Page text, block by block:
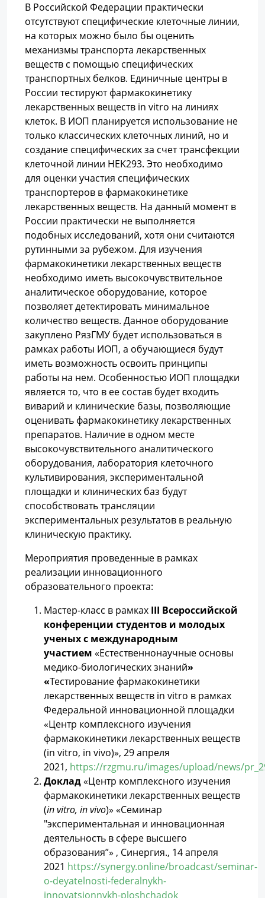
В Российской Федерации практически
отсутствуют специфические клеточные линии,
на которых можно было бы оценить
механизмы транспорта лекарственных
веществ с помощью специфических
транспортных белков. Единичные центры в
России тестируют фармакокинетику
лекарственных веществ in vitro на линиях
клеток. В ИОП планируется использование не
только классических клеточных линий, но и
создание специфических за счет трансфекции
клеточной линии HEK293. Это необходимо
для оценки участия специфических
транспортеров в фармакокинетике
лекарственных веществ. На данный момент в
России практически не выполняется
подобных исследований, хотя они считаются
рутинными за рубежом. Для изучения
фармакокинетики лекарственных веществ
необходимо иметь высокочувствительное
аналитическое оборудование, которое
позволяет детектировать минимальное
количество веществ. Данное оборудование
закуплено РязГМУ будет использоваться в
рамках работы ИОП, а обучающиеся будут
иметь возможность освоить принципы
работы на нем. Особенностью ИОП площадки
является то, что в ее состав будет входить
виварий и клинические базы, позволяющие
оценивать фармакокинетику лекарственных
препаратов. Наличие в одном месте
высокочувствительного аналитического
оборудования, лаборатория клеточного
культивирования, экспериментальной
площадки и клинических баз будут
способствовать трансляции
экспериментальных результатов в реальную
клиническую практику.
Мероприятия проведенные в рамках
реализации инновационного
образовательного проекта:
Мастер-класс в рамках III Всероссийской
конференции студентов и молодых
ученых с международным
участием «Естественнонаучные основы
медико-биологических знаний»
«Тестирование фармакокинетики
лекарственных веществ in vitro в рамках
Федеральной инновационной площадки
«Центр комплексного изучения
фармакокинетики лекарственных веществ
(in vitro, in vivo)», 29 апреля
2021, https://rzgmu.ru/images/upload/news/
Доклад«Центр комплексного изучения
фармакокинетики лекарственных веществ
(invitro, invivo)» «Cеминар
"экспериментальная и инновационная
деятельность в сфере высшего
образования”» , Синергия., 14 апреля
2021 https://synergy.online/broadcast/seminar-
o-deyatelnosti-federalnykh-
innovatsionnykh-ploshchadok